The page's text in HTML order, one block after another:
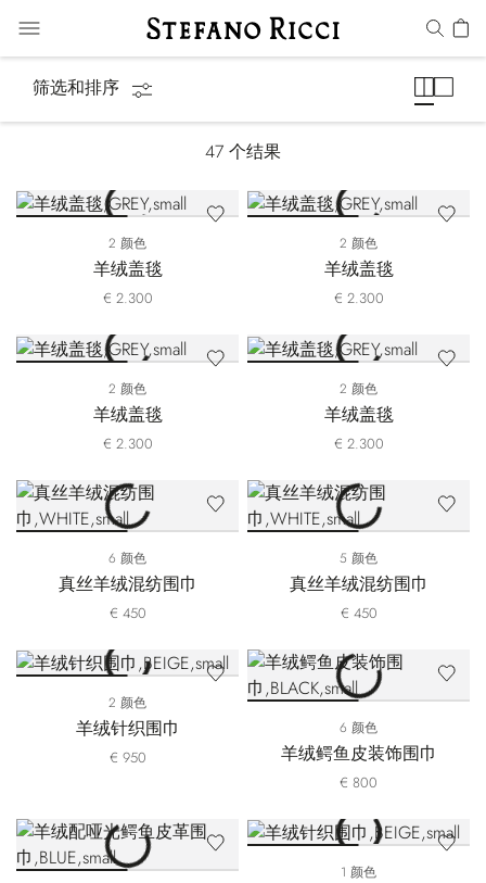
筛选和排序
47 个结果
2 颜色
羊绒盖毯
€ 2.300
2 颜色
羊绒盖毯
€ 2.300
2 颜色
羊绒盖毯
€ 2.300
2 颜色
羊绒盖毯
€ 2.300
6 颜色
真丝羊绒混纺围巾
€ 450
5 颜色
真丝羊绒混纺围巾
€ 450
2 颜色
羊绒针织围巾
€ 950
6 颜色
羊绒鳄鱼皮装饰围巾
€ 800
1 颜色